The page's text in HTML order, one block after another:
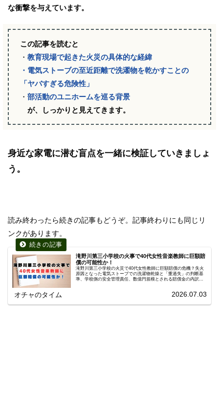
な衝撃を与えています。
この記事を読むと
・ 教育現場で起きた火災の具体的な経緯
・電気ストーブの至近距離で洗濯物を乾かすことの
「ヤバすぎる危険性」
・ 部活動のユニホームを巡る背景
が、しっかりと見えてきます。
身近な家電に潜む盲点を一緒に検証していきましょ
う。
読み終わったら続きの記事もどうぞ。記事終わりにも同じリ
ンクがあります。
滝野川第三小学校の火事で40代女性音楽教師に巨額賠
償の可能性か！
滝野川第三小学校の火災で40代女性教師に巨額賠償の危機？失火
原因となった電気ストーブでの洗濯物乾燥と「重過失」の判断基
準、学校側の安全管理責任、数億円規模とされる賠償金の内訳を
オチャのタイム 2026.07.03